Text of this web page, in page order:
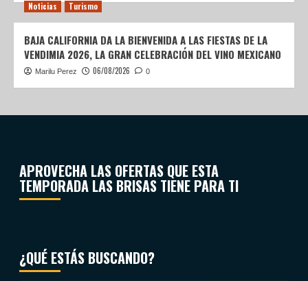
Noticias Turismo
BAJA CALIFORNIA DA LA BIENVENIDA A LAS FIESTAS DE LA
VENDIMIA 2026, LA GRAN CELEBRACIÓN DEL VINO MEXICANO
Marilu Perez 06/08/2026 0
APROVECHA LAS OFERTAS QUE ESTA
TEMPORADA LAS BRISAS TIENE PARA TI
¿QUÉ ESTÁS BUSCANDO?